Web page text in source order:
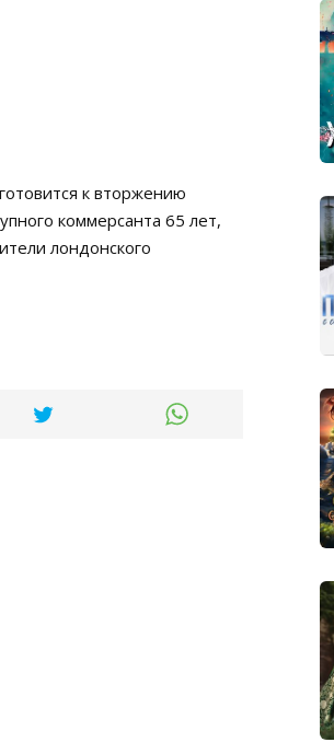
к вторжению
коммерсанта 65 лет,
лондонского